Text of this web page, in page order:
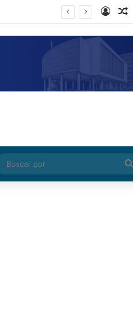
Log
Article